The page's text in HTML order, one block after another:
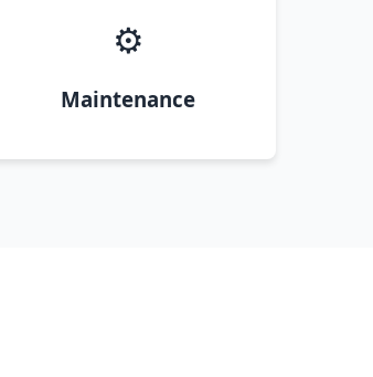
⚙️
Maintenance